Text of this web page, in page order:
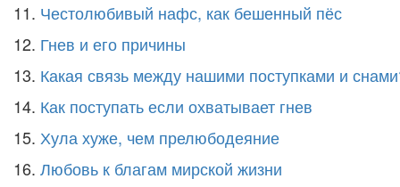
11. Честолюбивый нафс, как бешенный пёс
12. Гнев и его причины
13. Какая связь между нашими поступками и
14. Как поступать если охватывает гнев
15. Хула хуже, чем прелюбодеяние
16. Любовь к благам мирской жизни